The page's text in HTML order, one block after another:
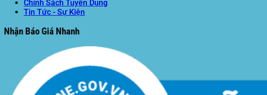
Chính Sách Tuyển Dụng
Tin Tức - Sự Kiện
Nhận Báo Giá Nhanh